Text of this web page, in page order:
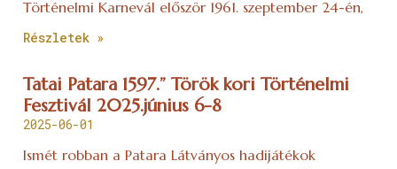
Történelmi Karnevál először 1961. szeptember 24-én,
Részletek »
Tatai Patara 1597.” Török kori Történelmi
Fesztivál 2025.június 6-8
2025-06-01
Ismét robban a Patara Látványos hadijátékok